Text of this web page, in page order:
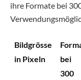
ihre Formate bei
Bildgrösse
in Pixeln
bei
300